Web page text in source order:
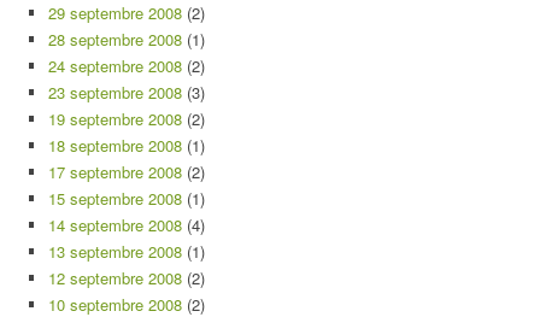
29 septembre 2008 (2)
28 septembre 2008 (1)
24 septembre 2008 (2)
23 septembre 2008 (3)
19 septembre 2008 (2)
18 septembre 2008 (1)
17 septembre 2008 (2)
15 septembre 2008 (1)
14 septembre 2008 (4)
13 septembre 2008 (1)
12 septembre 2008 (2)
10 septembre 2008 (2)